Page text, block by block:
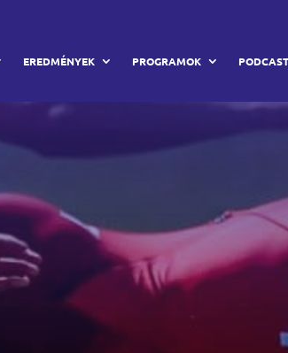
EREDMÉNYEK PROGRAMOK PODCAST